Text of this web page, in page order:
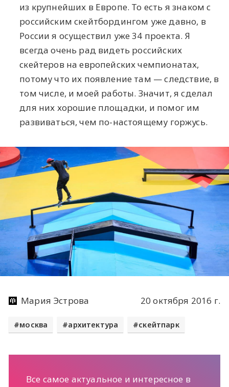
из крупнейших в Европе. То есть я знаком с
российским скейтбордингом уже давно, в
России я осуществил уже 34 проекта. Я
всегда очень рад видеть российских
скейтеров на европейских чемпионатах,
потому что их появление там — следствие, в
том числе, и моей работы. Значит, я сделал
для них хорошие площадки, и помог им
развиваться, чем по-настоящему горжусь.
Мария Эстрова 20 октября 2016 г.
москва архитектура скейтпарк
Все самое актуальное и интересное в